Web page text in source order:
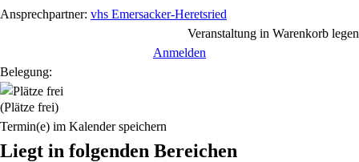
Ansprechpartner: vhs Emersacker-Heretsried
Veranstaltung in Warenkorb legen
Anmelden
Belegung:
(Plätze frei)
Termin(e) im Kalender speichern
Liegt in folgenden Bereichen